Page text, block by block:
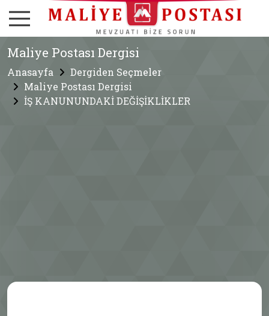
Maliye Postası Dergisi
Anasayfa
Dergiden Seçmeler
Maliye Postası Dergisi
İŞ KANUNUNDAKİ DEĞİŞİKLİKLER